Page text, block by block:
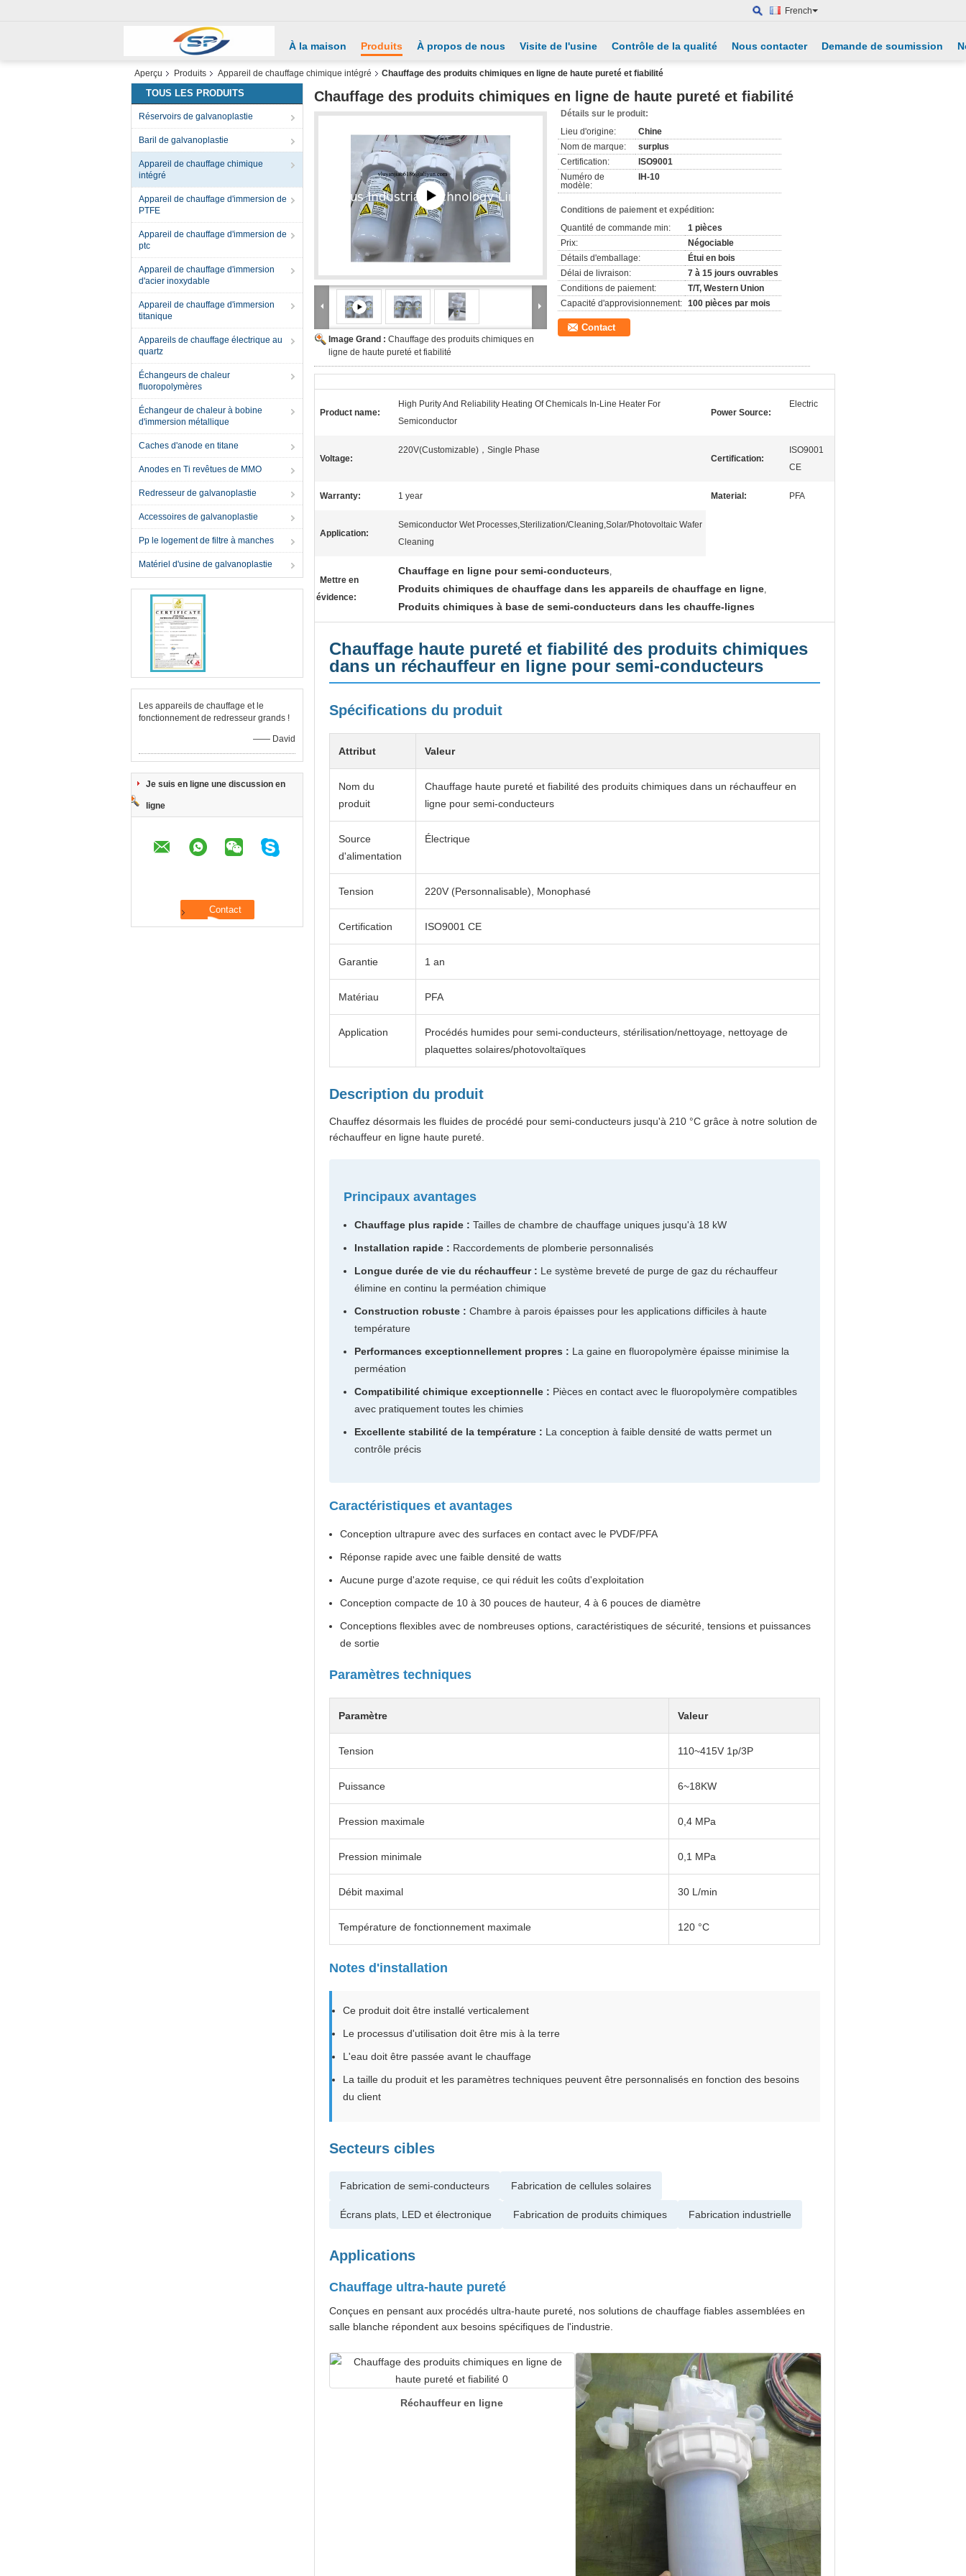
French
À la maison Produits À propos de nous Visite de l'usine Contrôle de la qualité Nous contacter Demande de soumission
Aperçu Produits Appareil de chauffage chimique intégré Chauffage des produits chimiques en ligne de haute pureté et fiabilité
TOUS LES PRODUITS
Réservoirs de galvanoplastie
Baril de galvanoplastie
Appareil de chauffage chimique
intégré
Appareil de chauffage d'immersion de
PTFE
Appareil de chauffage d'immersion de
ptc
Appareil de chauffage d'immersion
d'acier inoxydable
Appareil de chauffage d'immersion
titanique
Appareils de chauffage électrique au
quartz
Échangeurs de chaleur
fluoropolymères
Échangeur de chaleur à bobine
d'immersion métallique
Caches d'anode en titane
Anodes en Ti revêtues de MMO
Redresseur de galvanoplastie
Accessoires de galvanoplastie
Pp le logement de filtre à manches
Matériel d'usine de galvanoplastie
Les appareils de chauffage et le
fonctionnement de redresseur grands !
—— David
Je suis en ligne une discussion en
ligne
Chauffage des produits chimiques en ligne de haute pureté et fiabilité
Image Grand : Chauffage des produits chimiques en
ligne de haute pureté et fiabilité
Détails sur le produit:
Lieu d'origine:
Chine
Nom de marque:
surplus
Certification:
ISO9001
Numéro de
modèle:
IH-10
Conditions de paiement et expédition:
Quantité de commande min:
1 pièces
Prix:
Négociable
Détails d'emballage:
Étui en bois
Délai de livraison:
7 à 15 jours ouvrables
Conditions de paiement:
T/T, Western Union
Capacité d'approvisionnement: 100 pièces par mois
Contact
Product name:
High Purity And Reliability Heating Of Chemicals In-Line Heater For
Semiconductor
Power Source:
Electric
Voltage:
220V(Customizable)，Single Phase
Certification:
ISO9001
CE
Warranty: 1 year Material: PFA
Application:
Semiconductor Wet Processes,Sterilization/Cleaning,Solar/Photovoltaic Wafer
Cleaning
Mettre en
évidence:
Chauffage en ligne pour semi-conducteurs,
Produits chimiques de chauffage dans les appareils de chauffage en ligne,
Produits chimiques à base de semi-conducteurs dans les chauffe-lignes
Chauffage haute pureté et fiabilité des produits chimiques
dans un réchauffeur en ligne pour semi-conducteurs
Spécifications du produit
Attribut Valeur
Nom du
produit
Chauffage haute pureté et fiabilité des produits chimiques dans un réchauffeur en
ligne pour semi-conducteurs
Source
d'alimentation
Électrique
Tension 220V (Personnalisable), Monophasé
Certification ISO9001 CE
Garantie 1 an
Matériau PFA
Application
Procédés humides pour semi-conducteurs, stérilisation/nettoyage, nettoyage de
plaquettes solaires/photovoltaïques
Description du produit
Chauffez désormais les fluides de procédé pour semi-conducteurs jusqu'à 210 °C grâce à notre solution de
réchauffeur en ligne haute pureté.
Principaux avantages
Chauffage plus rapide : Tailles de chambre de chauffage uniques jusqu'à 18 kW
Installation rapide : Raccordements de plomberie personnalisés
Longue durée de vie du réchauffeur : Le système breveté de purge de gaz du réchauffeur
élimine en continu la perméation chimique
Construction robuste : Chambre à parois épaisses pour les applications difficiles à haute
température
Performances exceptionnellement propres : La gaine en fluoropolymère épaisse minimise la
perméation
Compatibilité chimique exceptionnelle : Pièces en contact avec le fluoropolymère compatibles
avec pratiquement toutes les chimies
Excellente stabilité de la température : La conception à faible densité de watts permet un
contrôle précis
Caractéristiques et avantages
Conception ultrapure avec des surfaces en contact avec le PVDF/PFA
Réponse rapide avec une faible densité de watts
Aucune purge d'azote requise, ce qui réduit les coûts d'exploitation
Conception compacte de 10 à 30 pouces de hauteur, 4 à 6 pouces de diamètre
Conceptions flexibles avec de nombreuses options, caractéristiques de sécurité, tensions et puissances
de sortie
Paramètres techniques
Paramètre Valeur
Tension 110~415V 1p/3P
Puissance 6~18KW
Pression maximale 0,4 MPa
Pression minimale 0,1 MPa
Débit maximal 30 L/min
Température de fonctionnement maximale 120 °C
Notes d'installation
Ce produit doit être installé verticalement
Le processus d'utilisation doit être mis à la terre
L'eau doit être passée avant le chauffage
La taille du produit et les paramètres techniques peuvent être personnalisés en fonction des besoins
du client
Secteurs cibles
Fabrication de semi-conducteurs Fabrication de cellules solaires
Écrans plats, LED et électronique Fabrication de produits chimiques Fabrication industrielle
Applications
Chauffage ultra-haute pureté
Conçues en pensant aux procédés ultra-haute pureté, nos solutions de chauffage fiables assemblées en
salle blanche répondent aux besoins spécifiques de l'industrie.
Réchauffeur en ligne